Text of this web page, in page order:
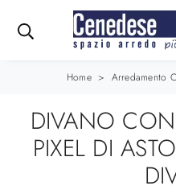
Home > Arredamento
DIVANO
PIXEL DI